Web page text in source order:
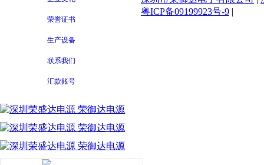
荣誉证书
生产设备
联系我们
汇款账号
粤ICP备09199923号-9 |